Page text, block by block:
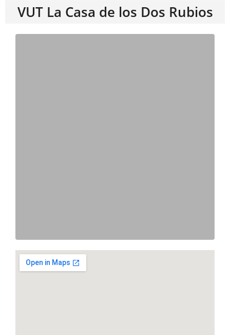
VUT La Casa de los Dos Rubios